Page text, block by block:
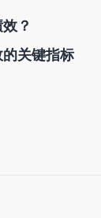
？
关键指标